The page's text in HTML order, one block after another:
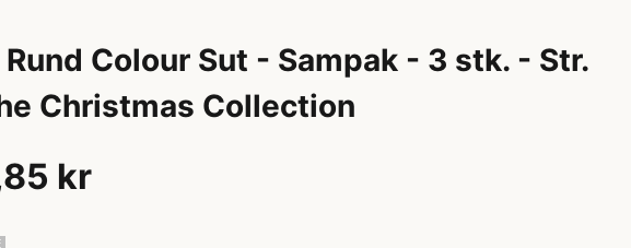
Rund Colour Sut - Sampak - 3 stk. - Str.
Christmas Collection
kr